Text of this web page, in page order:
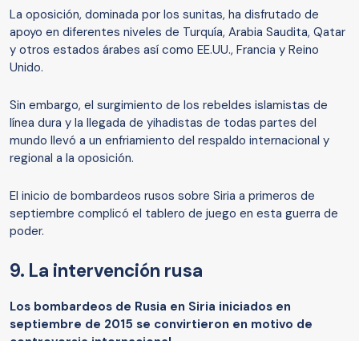
La oposición, dominada por los sunitas, ha disfrutado de
apoyo en diferentes niveles de Turquía, Arabia Saudita, Qatar
y otros estados árabes así como EE.UU., Francia y Reino
Unido.
Sin embargo, el surgimiento de los rebeldes islamistas de
línea dura y la llegada de yihadistas de todas partes del
mundo llevó a un enfriamiento del respaldo internacional y
regional a la oposición.
El inicio de bombardeos rusos sobre Siria a primeros de
septiembre complicó el tablero de juego en esta guerra de
poder.
9. La intervención rusa
Los bombardeos de Rusia en Siria iniciados en
septiembre de 2015 se convirtieron en motivo de